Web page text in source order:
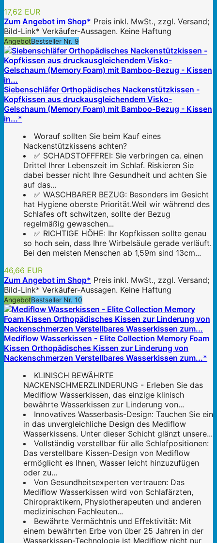
17,62 EUR
Zum Angebot im Shop* Preis inkl. MwSt., zzgl. Versand;
Bild-Link* Verkäufer-Aussagen. Keine Haftung
AngebotBestseller Nr. 9
Siebenschläfer Orthopädisches Nackenstützkissen -
Kopfkissen aus druckausgleichendem Visko-
Gelschaum (Memory Foam) mit Bamboo-Bezug - Kissen
in...*
Worauf sollten Sie beim Kauf eines
Nackenstützkissens achten?
✅ SCHADSTOFFFREI: Sie verbringen ca. einen
Drittel Ihrer Lebenszeit im Schlaf. Riskieren Sie
dabei besser nicht Ihre Gesundheit und achten Sie
auf das...
✅ WASCHBARER BEZUG: Besonders im Gesicht
hat Hygiene oberste Priorität.Weil wir während des
Schlafes oft schwitzen, sollte der Bezug
regelmäßig gewaschen...
✅ RICHTIGE HÖHE: Ihr Kopfkissen sollte genau
so hoch sein, dass Ihre Wirbelsäule gerade verläuft.
Bei den meisten Menschen ab 1,59m sind 13cm...
46,66 EUR
Zum Angebot im Shop* Preis inkl. MwSt., zzgl. Versand;
Bild-Link* Verkäufer-Aussagen. Keine Haftung
AngebotBestseller Nr. 10
Mediflow Wasserkissen - Elite Collection Memory Foam
Kissen Orthopädisches Kissen zur Linderung von
Nackenschmerzen Verstellbares Wasserkissen zum...*
KLINISCH BEWÄHRTE
NACKENSCHMERZLINDERUNG - Erleben Sie das
Mediflow Wasserkissen, das einzige klinisch
bewährte Wasserkissen zur Linderung von...
Innovatives Wasserbasis-Design: Tauchen Sie ein
in das unvergleichliche Design des Mediflow
Wasserkissens. Unter dieser Schicht glänzt unsere...
Vollständig verstellbar für alle Schlafpositionen:
Das verstellbare Kissen-Design von Mediflow
ermöglicht es Ihnen, Wasser leicht hinzuzufügen
oder zu...
Von Gesundheitsexperten vertrauen: Das
Mediflow Wasserkissen wird von Schlafärzten,
Chiropraktikern, Physiotherapeuten und anderen
medizinischen Fachleuten...
Bewährte Vermächtnis und Effektivität: Mit
einem bewährten Erbe von über 25 Jahren in der
Wasserkissen-Technologie ist Mediflow nicht nur